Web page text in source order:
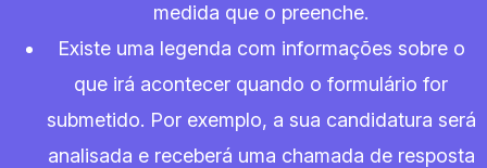
medida que o preenche.
Existe uma legenda com informações sobre o
que irá acontecer quando o formulário for
submetido. Por exemplo, a sua candidatura será
analisada e receberá uma chamada de resposta